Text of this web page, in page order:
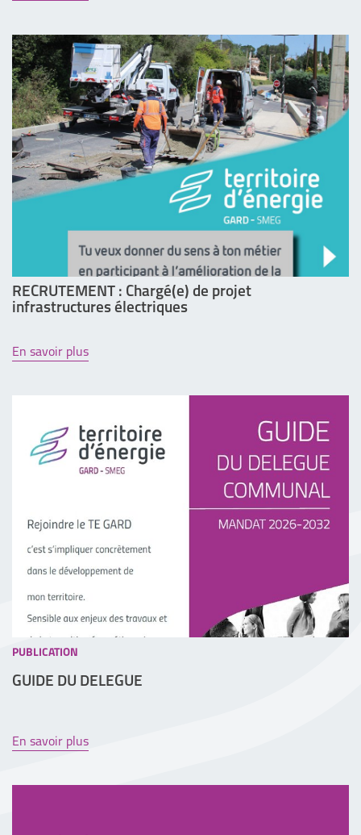
RECRUTEMENT : Chargé(e) de projet
infrastructures électriques
En savoir plus
PUBLICATION
GUIDE DU DÉLÉGUÉ
En savoir plus